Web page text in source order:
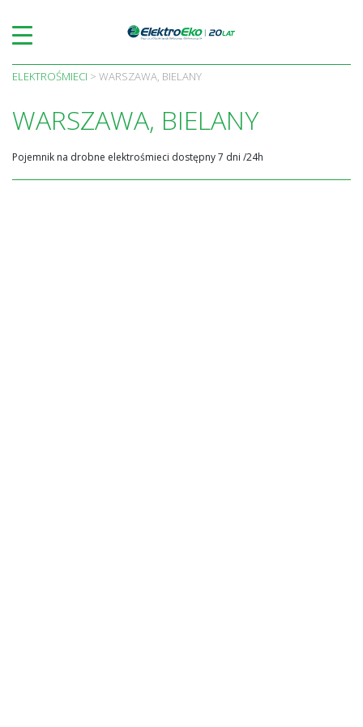
content
ELEKTROŚMIECI > WARSZAWA, BIELANY
WARSZAWA, BIELANY
Pojemnik na drobne elektrośmieci dostępny 7 dni /24h